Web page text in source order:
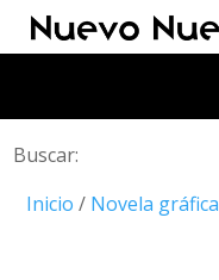
Buscar:
Inicio / Novela gráfica